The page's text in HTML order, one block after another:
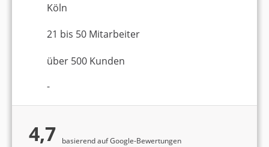
Köln
21 bis 50 Mitarbeiter
über 500 Kunden
-
4,7 basierend auf Google-Bewertungen